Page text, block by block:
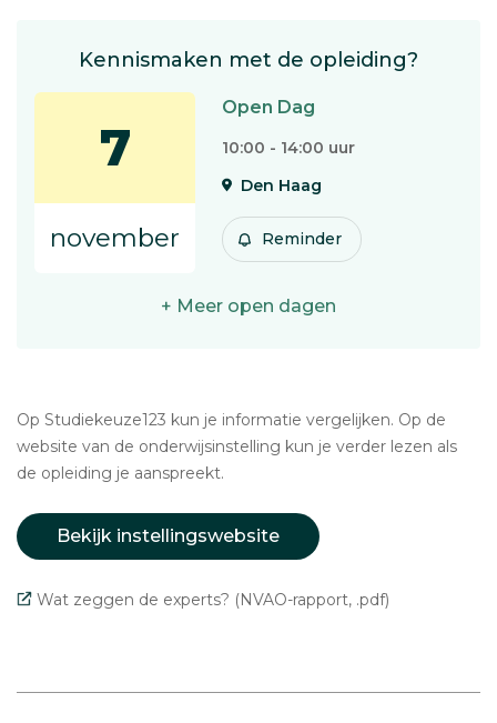
Kennismaken met de opleiding?
7
november
Open Dag
10:00 - 14:00 uur
Den Haag
Reminder
+ Meer open dagen
Op Studiekeuze123 kun je informatie vergelijken. Op de
website van de onderwijsinstelling kun je verder lezen als
de opleiding je aanspreekt.
Bekijk instellingswebsite
Wat zeggen de experts? (NVAO-rapport, .pdf)